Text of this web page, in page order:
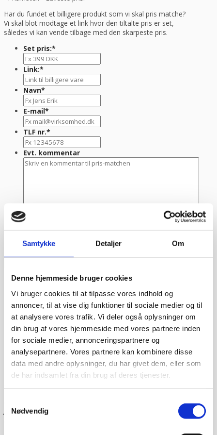
Samtykke Detaljer Om
Denne hjemmeside bruger cookies
Vi bruger cookies til at tilpasse vores indhold og
annoncer, til at vise dig funktioner til sociale medier og til
at analysere vores trafik. Vi deler også oplysninger om
din brug af vores hjemmeside med vores partnere inden
for sociale medier, annonceringspartnere og
analysepartnere. Vores partnere kan kombinere disse
data med andre oplysninger, du har givet dem, eller som
de har indsamlet fra din brug af deres tjenester.
Nødvendig
Har du fundet et billigere produkt som vi skal pris matche?
Vi skal blot modtage et link hvor den tiltalte pris er set,
således vi kan vende tilbage med den skarpeste pris.
Set pris:*
Link:*
Navn*
E-mail*
TLF nr.*
Evt. kommentar
Lagervarer leveres med 95% sandsynlighed allerede den
første hverdag efter din bestilling, såfremt du har bestilt